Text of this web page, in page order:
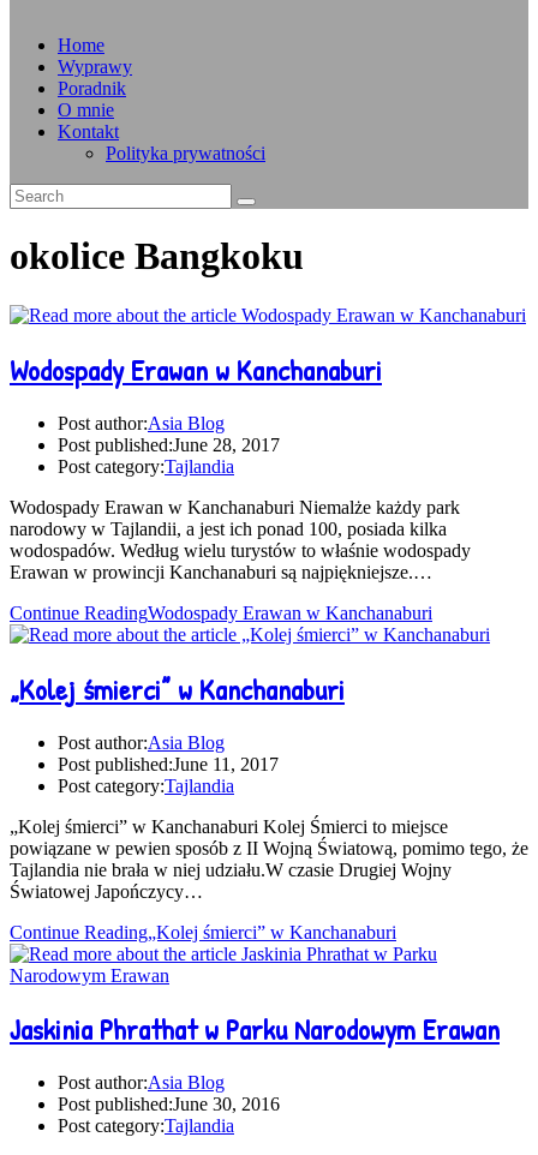
Home
Wyprawy
Poradnik
O mnie
Kontakt
Polityka prywatności
okolice Bangkoku
Wodospady Erawan w Kanchanaburi
Post author:Asia Blog
Post published:June 28, 2017
Post category:Tajlandia
Wodospady Erawan w Kanchanaburi Niemalże każdy park
narodowy w Tajlandii, a jest ich ponad 100, posiada kilka
wodospadów. Według wielu turystów to właśnie wodospady
Erawan w prowincji Kanchanaburi są najpiękniejsze.…
Continue ReadingWodospady Erawan w Kanchanaburi
„Kolej śmierci” w Kanchanaburi
Post author:Asia Blog
Post published:June 11, 2017
Post category:Tajlandia
„Kolej śmierci” w Kanchanaburi Kolej Śmierci to miejsce
powiązane w pewien sposób z II Wojną Światową, pomimo tego, że
Tajlandia nie brała w niej udziału.W czasie Drugiej Wojny
Światowej Japończycy…
Continue Reading„Kolej śmierci” w Kanchanaburi
Jaskinia Phrathat w Parku Narodowym Erawan
Post author:Asia Blog
Post published:June 30, 2016
Post category:Tajlandia